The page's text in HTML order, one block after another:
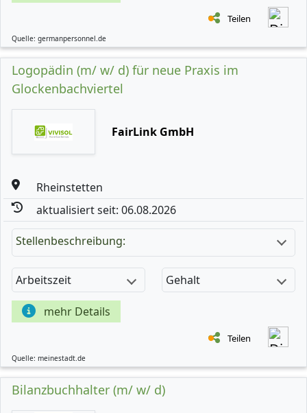
Teilen
Quelle: germanpersonnel.de
Logopädin (m/ w/ d) für neue Praxis im
Glockenbachviertel
FairLink GmbH
Rheinstetten
aktualisiert seit: 06.08.2026
Stellenbeschreibung:
Arbeitszeit Gehalt
mehr Details
Teilen
Quelle: meinestadt.de
Bilanzbuchhalter (m/ w/ d)